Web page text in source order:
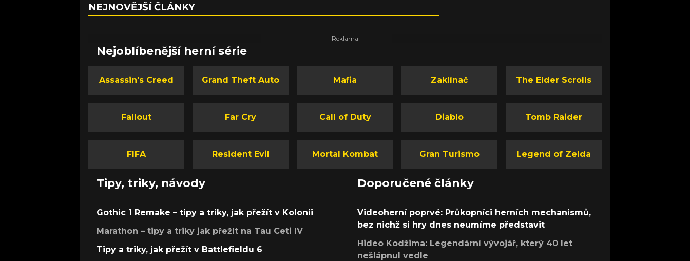
NEJNOVĚJŠÍ ČLÁNKY
Nejoblíbenější herní série
Assassin's Creed Grand Theft Auto Mafia Zaklínač The Elder Scrolls
Fallout Far Cry Call of Duty Diablo Tomb Raider
FIFA Resident Evil Mortal Kombat Gran Turismo Legend of Zelda
Tipy, triky, návody
Gothic 1 Remake – tipy a triky, jak přežít v Kolonii
Marathon – tipy a triky jak přežít na Tau Ceti IV
Tipy a triky, jak přežít v Battlefieldu 6
Doporučené články
Videoherní poprvé: Průkopníci herních mechanismů,
bez nichž si hry dnes neumíme představit
Hideo Kodžima: Legendární vývojář, který 40 let
nešlápnul vedle